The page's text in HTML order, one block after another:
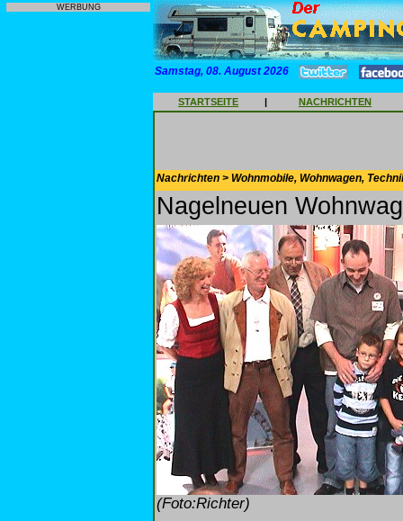
WERBUNG
Samstag, 08. August 2026
STARTSEITE | NACHRICHTEN
Nachrichten > Wohnmobile, Wohnwagen,
Nagelneuen
(Foto:Richter)